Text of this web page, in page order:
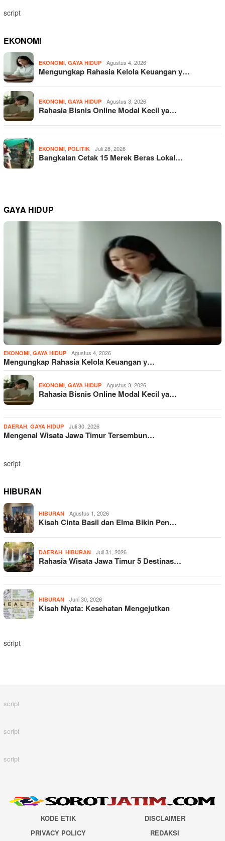
script
EKONOMI
EKONOMI GAYA HIDUP Agustus 4, 2026
Mengungkap Rahasia Kelola Keuangan y…
EKONOMI GAYA HIDUP Agustus 3, 2026
Rahasia Bisnis Online Modal Kecil ya…
EKONOMI POLITIK Juli 28, 2026
Bangkalan Cetak 15 Merek Beras Lokal…
GAYA HIDUP
EKONOMI GAYA HIDUP Agustus 4, 2026
Mengungkap Rahasia Kelola Keuangan y…
EKONOMI GAYA HIDUP Agustus 3, 2026
Rahasia Bisnis Online Modal Kecil ya…
DAERAH GAYA HIDUP Juli 30, 2026
Mengenal Wisata Jawa Timur Tersembun…
script
HIBURAN
HIBURAN Agustus 1, 2026
Kisah Cinta Basil dan Elma Bikin Pen…
DAERAH HIBURAN Juli 31, 2026
Rahasia Wisata Jawa Timur 5 Destinas…
HIBURAN Juni 30, 2026
Kisah Nyata: Kesehatan Mengejutkan
script
script
script
script
KODE ETIK
DISCLAIMER
PRIVACY POLICY
REDAKSI